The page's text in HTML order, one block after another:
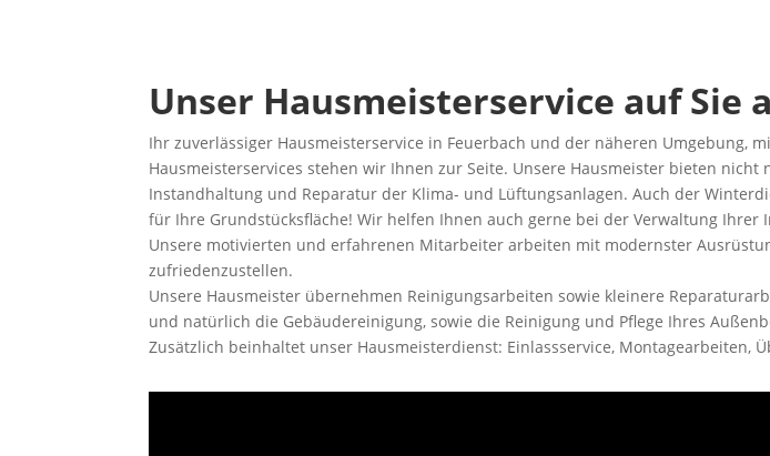
Unser Hausmeisterservice auf Sie
Ihr zuverlässiger Hausmeisterservice in Feuerbach und der näheren Umgebung,
Hausmeisterservices stehen wir Ihnen zur Seite. Unsere Hausmeister bieten
Instandhaltung und Reparatur der Klima- und Lüftungsanlagen. Auch der
für Ihre Grundstücksfläche! Wir helfen Ihnen auch gerne bei der Verwaltung
Unsere motivierten und erfahrenen Mitarbeiter arbeiten mit modernster
zufriedenzustellen.
Unsere Hausmeister übernehmen Reinigungsarbeiten sowie kleinere
und natürlich die Gebäudereinigung, sowie die Reinigung und Pflege Ihres
Zusätzlich beinhaltet unser Hausmeisterdienst: Einlassservice, Montagearbeiten,